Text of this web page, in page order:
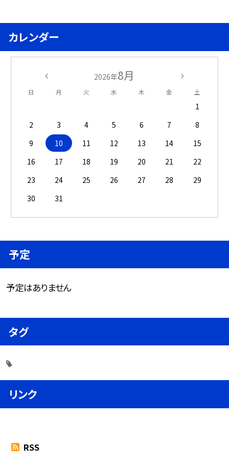
カレンダー
2026年8月
日 月 火 水 木 金 土
1
2
3 4 5 6 7
8
9
10 11 12 13 14
15
16
17 18 19 20 21
22
23
24 25 26 27 28
29
30
31
予定
予定はありません
タグ
リンク
RSS